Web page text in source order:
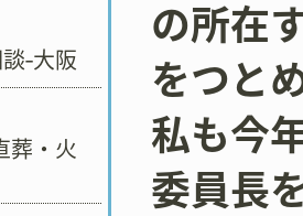
‐大阪
葬・火
の所在
をつと
私も今
委員長